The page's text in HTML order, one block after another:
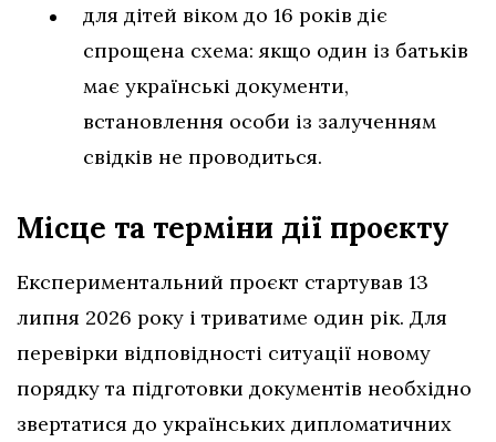
для дітей віком до 16 років діє
спрощена схема: якщо один із батьків
має українські документи,
встановлення особи із залученням
свідків не проводиться.
Місце та терміни дії проєкту
Експериментальний проєкт стартував 13
липня 2026 року і триватиме один рік. Для
перевірки відповідності ситуації новому
порядку та підготовки документів необхідно
звертатися до українських дипломатичних